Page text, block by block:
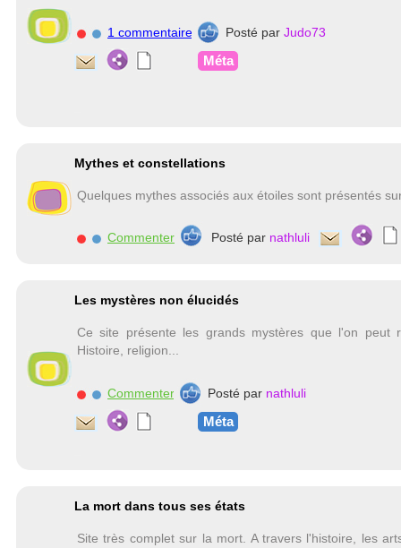
1 commentaire Posté par Judo73
Méta
Mythes et constellations
Quelques mythes associés aux étoiles sont présentés
Commenter Posté par nathluli
Les mystères non élucidés
Ce site présente les grands mystères que l'on peut
Histoire, religion...
Commenter Posté par nathluli
Méta
La mort dans tous ses états
Site très complet sur la mort. A travers l'histoire, les